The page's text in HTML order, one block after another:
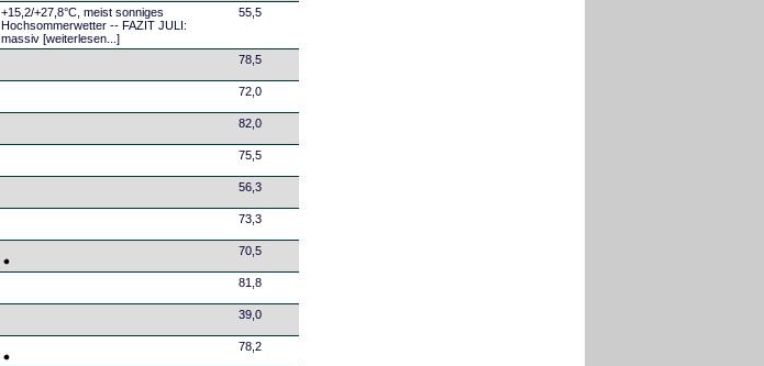
+15,2/+27,8°C, meist sonniges
Hochsommerwetter -- FAZIT JULI:
massiv [weiterlesen...]
55,5
78,5
72,0
82,0
75,5
56,3
73,3
70,5
81,8
39,0
78,2